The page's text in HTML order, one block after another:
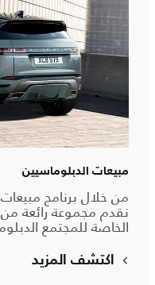
مبيعات الدبلوماسيين
من خلال برنامج
نقدم مجموعة رائعة
الخاصة للمجتمع
اكتشف المزيد